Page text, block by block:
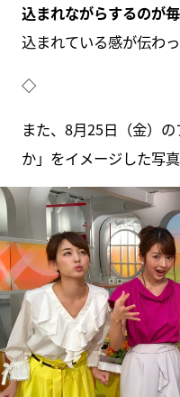
込まれながらするのが
込まれている感が伝わっ
◇
また、8月25日（金）
か」をイメージした写